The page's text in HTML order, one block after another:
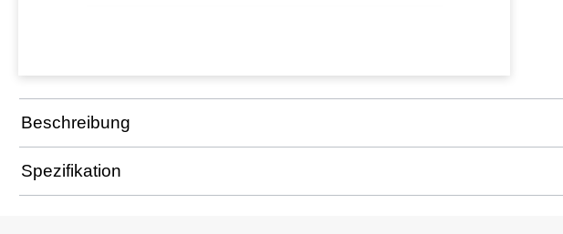
Beschreibung
Spezifikation